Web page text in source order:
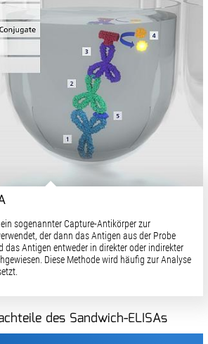
sogenannter Capture-Antikörper zur
der dann das Antigen aus der Probe
das Antigen entweder in direkter oder indirekter
Diese Methode wird häufig zur Analyse
des Sandwich-ELISAs